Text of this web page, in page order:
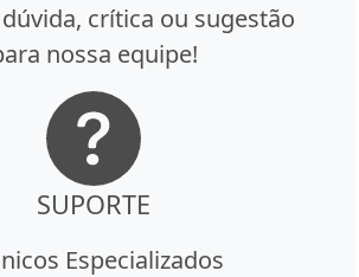
dúvida, crítica ou sugestão
nossa equipe!
SUPORTE
Especializados